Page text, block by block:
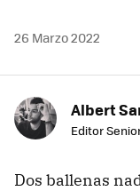
26 Marzo 2022
Albert
Editor
Dos ballenas